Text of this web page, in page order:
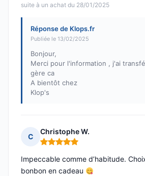
suite à un achat du 28/01/2025
Réponse de Klops.fr
Publiée le 13/02/2025
Bonjour,
Merci pour l'information , j'ai
gère ca
A bientôt chez
Klop's
C
Christophe W.
Note : 5 sur 5
Impeccable comme d’habitude.
bonbon en cadeau